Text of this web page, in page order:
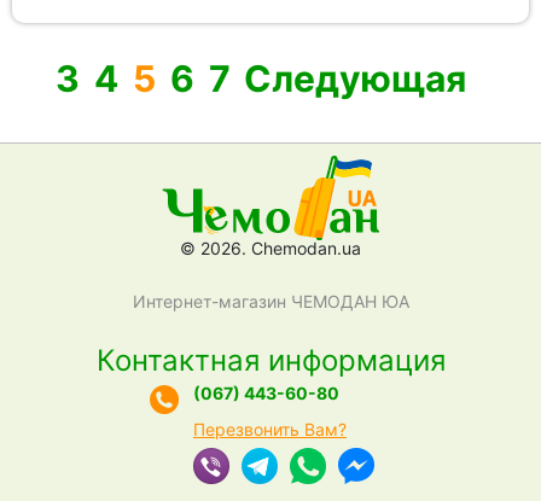
3 4 5 6 7 Следующая
© 2026. Chemodan.ua
Интернет-магазин ЧЕМОДАН ЮА
Контактная информация
(067) 443-60-80
Перезвонить Вам?